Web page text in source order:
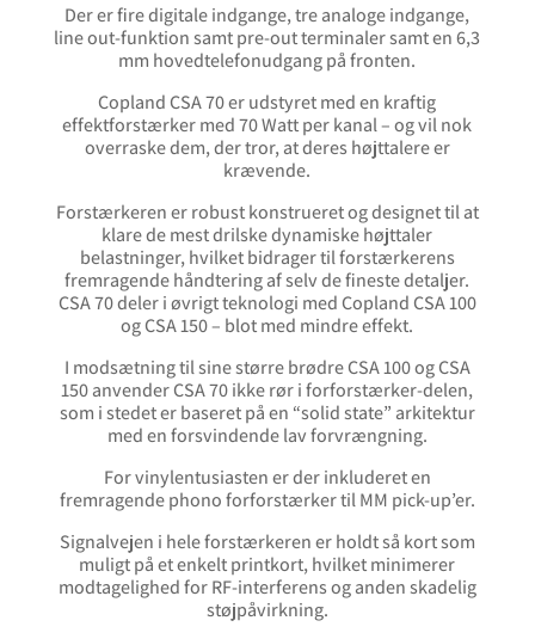
Der er fire digitale indgange, tre analoge indgange,
line out-funktion samt pre-out terminaler samt en 6,3
mm hovedtelefonudgang på fronten.
Copland CSA 70 er udstyret med en kraftig
effektforstærker med 70 Watt per kanal – og vil nok
overraske dem, der tror, at deres højttalere er
krævende.
Forstærkeren er robust konstrueret og designet til at
klare de mest drilske dynamiske højttaler
belastninger, hvilket bidrager til forstærkerens
fremragende håndtering af selv de fineste detaljer.
CSA 70 deler i øvrigt teknologi med Copland CSA 100
og CSA 150 – blot med mindre effekt.
I modsætning til sine større brødre CSA 100 og CSA
150 anvender CSA 70 ikke rør i forforstærker-delen,
som i stedet er baseret på en “solid state” arkitektur
med en forsvindende lav forvrængning.
For vinylentusiasten er der inkluderet en
fremragende phono forforstærker til MM pick-up’er.
Signalvejen i hele forstærkeren er holdt så kort som
muligt på et enkelt printkort, hvilket minimerer
modtagelighed for RF-interferens og anden skadelig
støjpåvirkning.